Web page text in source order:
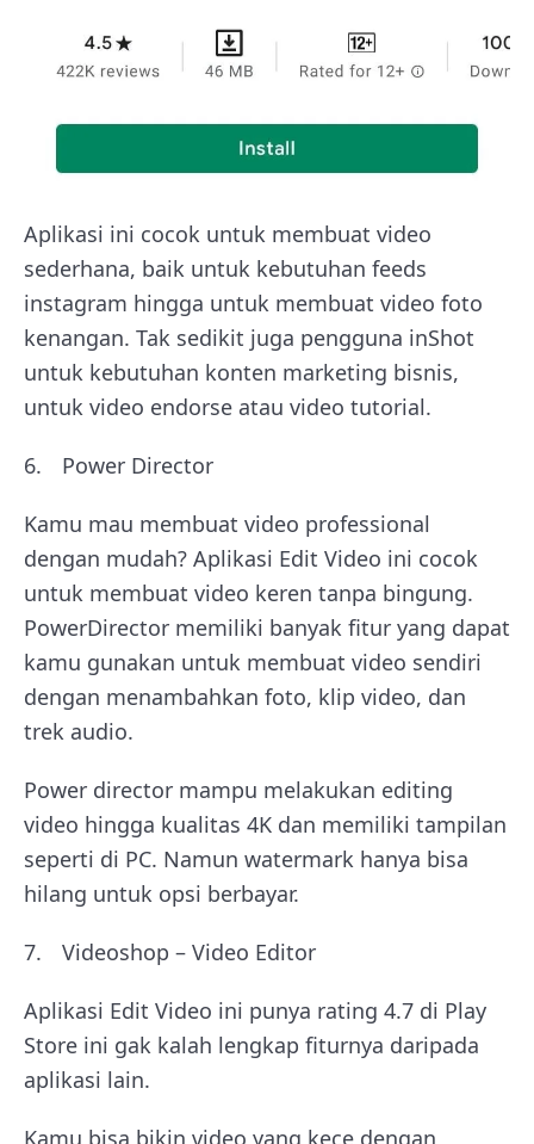
Aplikasi ini cocok untuk membuat video
sederhana, baik untuk kebutuhan feeds
instagram hingga untuk membuat video foto
kenangan. Tak sedikit juga pengguna inShot
untuk kebutuhan konten marketing bisnis,
untuk video endorse atau video tutorial.
Power Director
Kamu mau membuat video professional
dengan mudah? Aplikasi Edit Video ini cocok
untuk membuat video keren tanpa bingung.
PowerDirector memiliki banyak fitur yang dapat
kamu gunakan untuk membuat video sendiri
dengan menambahkan foto, klip video, dan
trek audio.
Power director mampu melakukan editing
video hingga kualitas 4K dan memiliki tampilan
seperti di PC. Namun watermark hanya bisa
hilang untuk opsi berbayar.
Videoshop – Video Editor
Aplikasi Edit Video ini punya rating 4.7 di Play
Store ini gak kalah lengkap fiturnya daripada
aplikasi lain.
Kamu bisa bikin video yang kece dengan